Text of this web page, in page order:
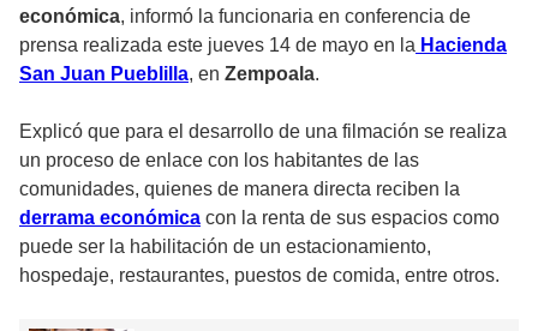
económica, informó la funcionaria en conferencia de
prensa realizada este jueves 14 de mayo en la Hacienda
San Juan Pueblilla, en Zempoala.
Explicó que para el desarrollo de una filmación se realiza
un proceso de enlace con los habitantes de las
comunidades, quienes de manera directa reciben la
derrama económica con la renta de sus espacios como
puede ser la habilitación de un estacionamiento,
hospedaje, restaurantes, puestos de comida, entre otros.